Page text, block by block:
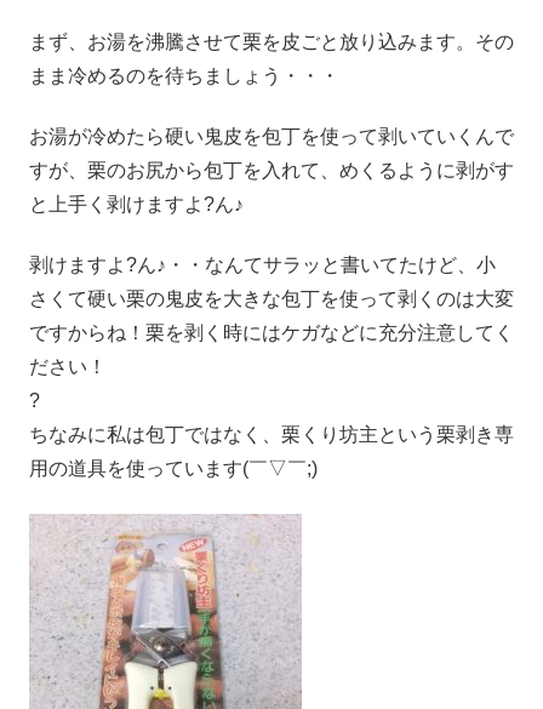
まず、お湯を沸騰させて栗を皮ごと放り込みます。その
まま冷めるのを待ちましょう・・・
お湯が冷めたら硬い鬼皮を包丁を使って剥いていくんで
すが、栗のお尻から包丁を入れて、めくるように剥がす
と上手く剥けますよ?ん♪
剥けますよ?ん♪・・なんてサラッと書いてたけど、小
さくて硬い栗の鬼皮を大きな包丁を使って剥くのは大変
ですからね！栗を剥く時にはケガなどに充分注意してく
ださい！
?
ちなみに私は包丁ではなく、栗くり坊主という栗剥き専
用の道具を使っています(￣▽￣;)